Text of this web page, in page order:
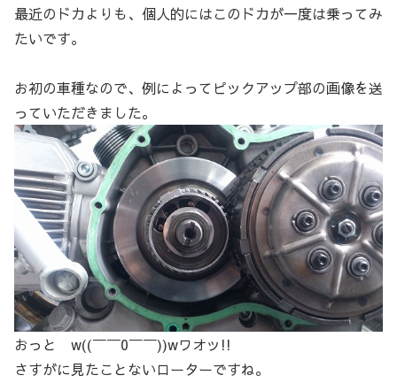
最近のドカよりも、個人的にはこのドカが一度は乗ってみ
たいです。
お初の車種なので、例によってピックアップ部の画像を送
っていただきました。
おっと w((￣￣0￣￣))wワオッ!!
さすがに見たことないローターですね。